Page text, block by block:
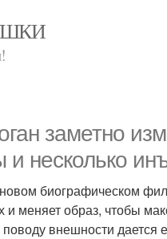
заметно
и несколько
биографическом
меняет образ, чтобы
внешности дается